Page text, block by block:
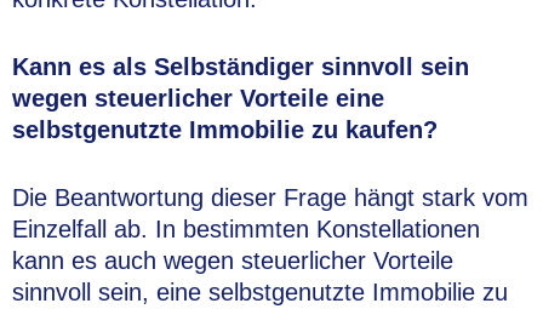
Kann es als Selbständiger sinnvoll sein
wegen steuerlicher Vorteile eine
selbstgenutzte Immobilie zu kaufen?
Die Beantwortung dieser Frage hängt stark vom
Einzelfall ab. In bestimmten Konstellationen
kann es auch wegen steuerlicher Vorteile
sinnvoll sein, eine selbstgenutzte Immobilie zu